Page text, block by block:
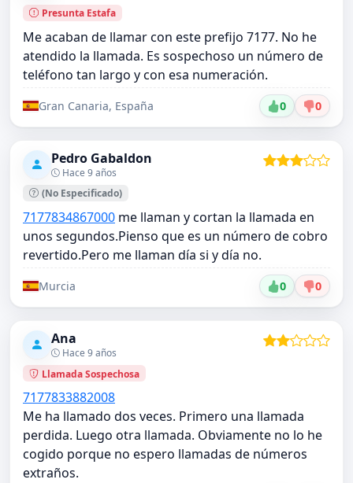
Presunta Estafa
Me acaban de llamar con este prefijo 7177. No he
atendido la llamada. Es sospechoso un número de
teléfono tan largo y con esa numeración.
Gran Canaria, España 0 0
Pedro Gabaldon
Hace 9 años
(No Especificado)
7177834867000 me llaman y cortan la llamada en
unos segundos.Pienso que es un número de cobro
revertido.Pero me llaman día si y día no.
Murcia 0 0
Ana
Hace 9 años
Llamada Sospechosa
7177833882008
Me ha llamado dos veces. Primero una llamada
perdida. Luego otra llamada. Obviamente no lo he
cogido porque no espero llamadas de números
extraños.